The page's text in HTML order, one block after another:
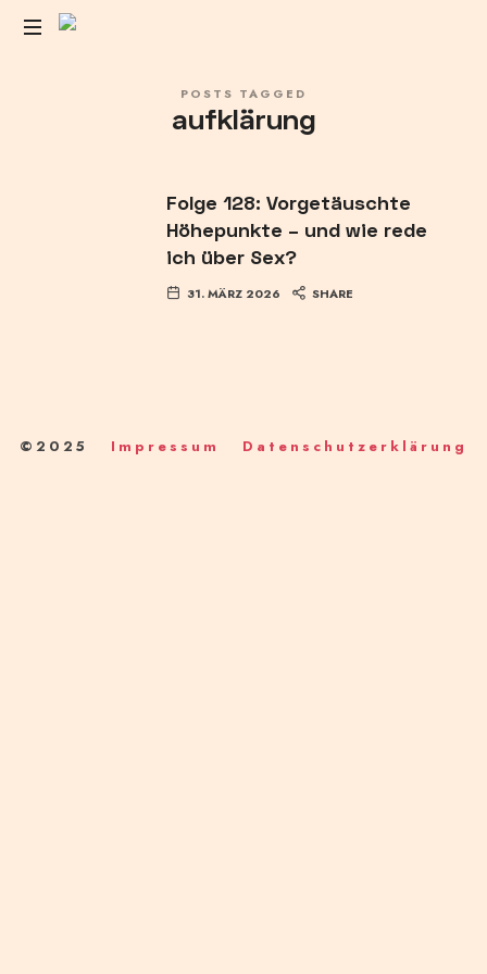
POSTS TAGGED
aufklärung
Folge 128: Vorgetäuschte
Höhepunkte – und wie rede
ich über Sex?
31. MÄRZ 2026 SHARE
©2025 Impressum Datenschutzerklärung